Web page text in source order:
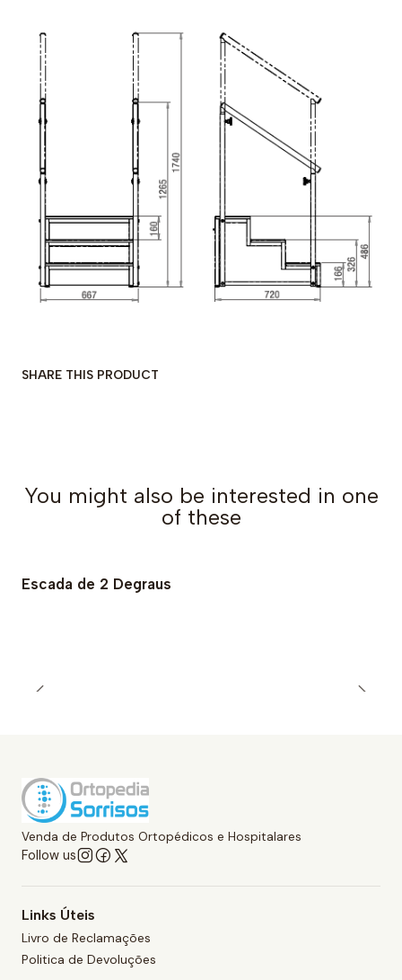
SHARE THIS PRODUCT
You might also be interested in one
of these
Escada de 2 Degraus
Venda de Produtos Ortopédicos e Hospitalares
Follow us
Links Úteis
Livro de Reclamações
Politica de Devoluções